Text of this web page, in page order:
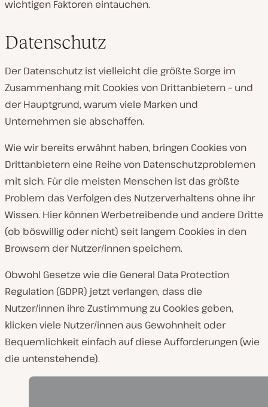
wichtigen Faktoren eintauchen.
Datenschutz
Der Datenschutz ist vielleicht die größte Sorge im
Zusammenhang mit Cookies von Drittanbietern – und
der Hauptgrund, warum viele Marken und
Unternehmen sie abschaffen.
Wie wir bereits erwähnt haben, bringen Cookies von
Drittanbietern eine Reihe von Datenschutzproblemen
mit sich. Für die meisten Menschen ist das größte
Problem das Verfolgen des Nutzerverhaltens ohne ihr
Wissen. Hier können Werbetreibende und andere Dritte
(ob böswillig oder nicht) seit langem Cookies in den
Browsern der Nutzer/innen speichern.
Obwohl Gesetze wie die General Data Protection
Regulation (GDPR) jetzt verlangen, dass die
Nutzer/innen ihre Zustimmung zu Cookies geben,
klicken viele Nutzer/innen aus Gewohnheit oder
Bequemlichkeit einfach auf diese Aufforderungen (wie
die untenstehende).